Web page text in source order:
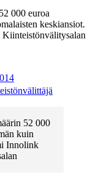
000 euroa
keskiansiot.
52 000
kuin
Innolink